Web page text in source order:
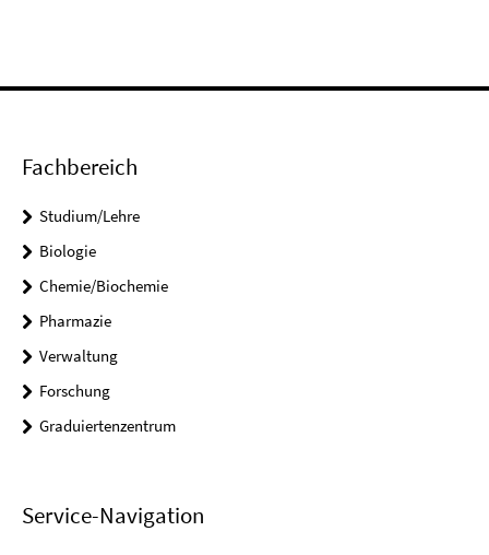
Fachbereich
Studium/Lehre
Biologie
Chemie/Biochemie
Pharmazie
Verwaltung
Forschung
Graduiertenzentrum
Service-Navigation